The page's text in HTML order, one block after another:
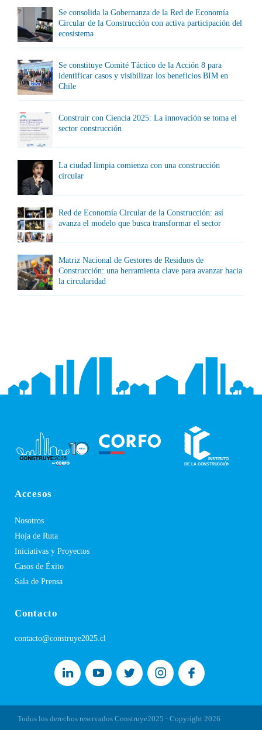
Se consolida la Gobernanza de la Red de Economía
Circular de la Construcción con activa participación del
ecosistema
Se constituye Comité Táctico de la Acción 8 para
identificar casos y visibilizar los beneficios BIM en
Chile
Construir con Ciencia 2025: La innovación se toma el
sector construcción
La ciudad limpia comienza con una construcción
circular
Red de Economía Circular de la Construcción: así
avanza el modelo que busca transformar el sector
Matriz Nacional de Gestores de Residuos de
Construcción: una herramienta clave para avanzar hacia
la circularidad
Accesos
Nosotros
Hoja de Ruta
Iniciativas y Proyectos
Casos de Éxito
Sala de Prensa
Contacto
contacto@construye2025.cl
Todos los derechos reservados Construye2025 · Copyright 2026